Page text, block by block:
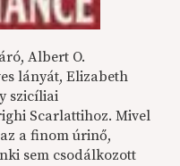
Albert O.
lányát, Elizabeth
szicíliai
Scarlattihoz. Mivel
a finom úrinő,
sem csodálkozott